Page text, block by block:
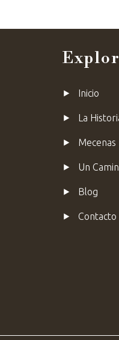
⯈ Inicio
⯈ La
⯈ Mecenas
⯈ Un
⯈ Blog
⯈ Contacto